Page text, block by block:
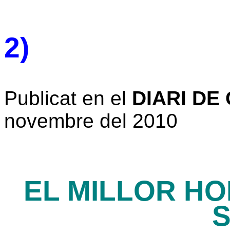
2)
Publicat en el DIARI DE
novembre del 2010
EL MILLOR